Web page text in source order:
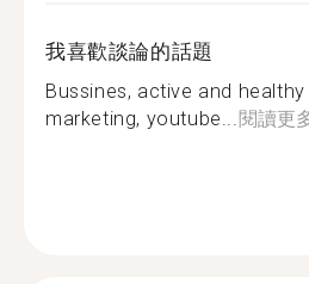
我喜歡談論的話題
Bussines, active and
marketing, youtube...閱讀更